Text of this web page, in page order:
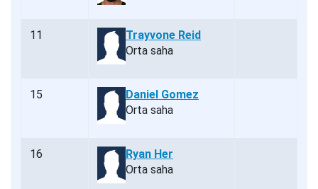
11
Trayvone Reid
Orta saha
15
Daniel Gomez
Orta saha
16
Ryan Her
Orta saha